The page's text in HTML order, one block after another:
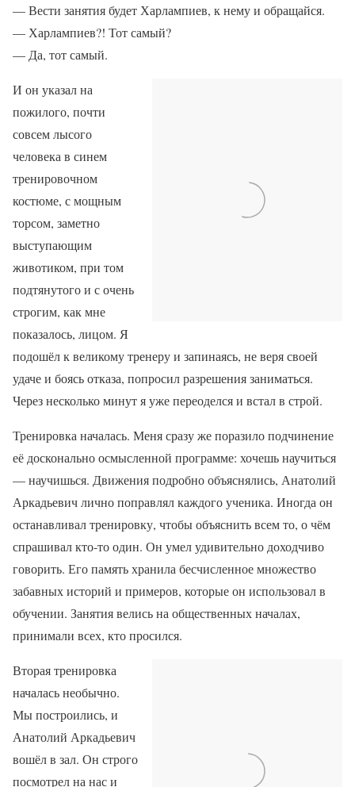
— Вести занятия будет Харлампиев, к нему и обращайся.
— Харлампиев?! Тот самый?
— Да, тот самый.
И он указал на
пожилого, почти
совсем лысого
человека в синем
тренировочном
костюме, с мощным
торсом, заметно
выступающим
животиком, при том
подтянутого и с очень
строгим, как мне
показалось, лицом. Я
подошёл к великому тренеру и запинаясь, не веря своей
удаче и боясь отказа, попросил разрешения заниматься.
Через несколько минут я уже переоделся и встал в строй.
Тренировка началась. Меня сразу же поразило подчинение
её досконально осмысленной программе: хочешь научиться
— научишься. Движения подробно объяснялись, Анатолий
Аркадьевич лично поправлял каждого ученика. Иногда он
останавливал тренировку, чтобы объяснить всем то, о чём
спрашивал кто-то один. Он умел удивительно доходчиво
говорить. Его память хранила бесчисленное множество
забавных историй и примеров, которые он использовал в
обучении. Занятия велись на общественных началах,
принимали всех, кто просился.
Вторая тренировка
началась необычно.
Мы построились, и
Анатолий Аркадьевич
вошёл в зал. Он строго
посмотрел на нас и